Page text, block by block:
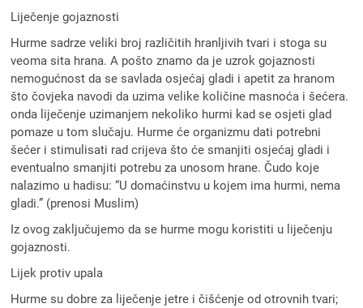
Liječenje gojaznosti
Hurme sadrze veliki broj različitih hranljivih tvari i stoga su
veoma sita hrana. A pošto znamo da je uzrok gojaznosti
nemogućnost da se savlada osjećaj gladi i apetit za hranom
što čovjeka navodi da uzima velike količine masnoća i šećera.
onda liječenje uzimanjem nekoliko hurmi kad se osjeti glad
pomaze u tom slučaju. Hurme će organizmu dati potrebni
šećer i stimulisati rad crijeva što će smanjiti osjećaj gladi i
eventualno smanjiti potrebu za unosom hrane. Čudo koje
nalazimo u hadisu: “U domaćinstvu u kojem ima hurmi, nema
gladi.” (prenosi Muslim)
Iz ovog zaključujemo da se hurme mogu koristiti u liječenju
gojaznosti.
Lijek protiv upala
Hurme su dobre za liječenje jetre i čišćenje od otrovnih tvari;